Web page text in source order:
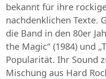
bekannt für ihre
nachdenklichen Texte.
die Band in den 80er
the Magic“ (1984) und
Popularität. Ihr Sound
Mischung aus Hard